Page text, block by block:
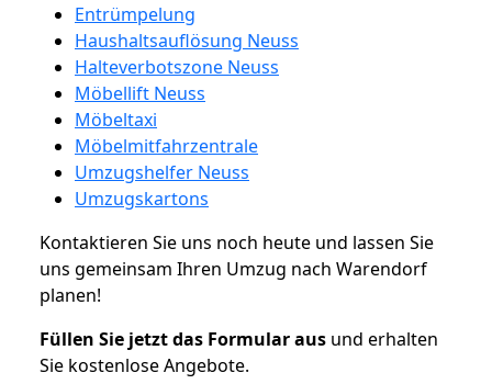
Entrümpelung
Haushaltsauflösung Neuss
Halteverbotszone Neuss
Möbellift Neuss
Möbeltaxi
Möbelmitfahrzentrale
Umzugshelfer Neuss
Umzugskartons
Kontaktieren Sie uns noch heute und lassen Sie
uns gemeinsam Ihren Umzug nach Warendorf
planen!
Füllen Sie jetzt das Formular aus und erhalten
Sie kostenlose Angebote.